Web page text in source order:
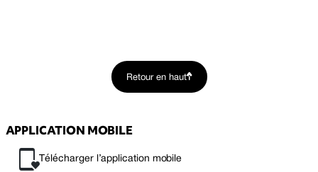
Retour en haut
APPLICATION MOBILE
Télécharger l’application mobile